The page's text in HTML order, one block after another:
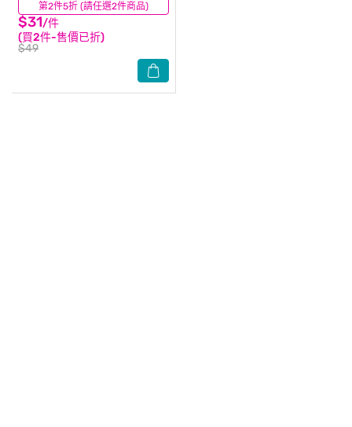
第2件5折 (請任選2件商品)
$31/件
(買2件-售價已折)
$49
(9)